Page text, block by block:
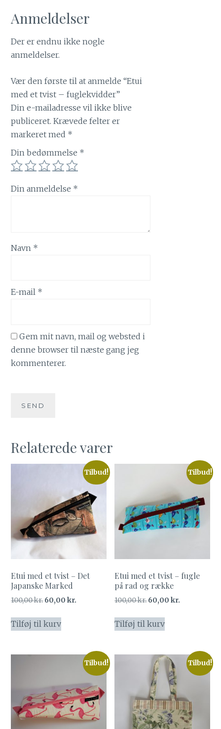
Anmeldelser
Der er endnu ikke nogle
anmeldelser.
Vær den første til at anmelde “Etui
med et tvist – fuglekvidder”
Din e-mailadresse vil ikke blive
publiceret. Krævede felter er
markeret med *
Din bedømmelse *
Din anmeldelse *
Navn *
E-mail *
Gem mit navn, mail og websted i
denne browser til næste gang jeg
kommenterer.
Relaterede varer
Tilbud!
Etui med et tvist – Det
Japanske Marked
100,00kr. Den
pris
60,00kr.
Tilføj til kurv
Tilbud!
Etui med et tvist – fugle
på rad og række
100,00kr. Den
pris
60,00kr.
Tilføj til kurv
Tilbud! Tilbud!